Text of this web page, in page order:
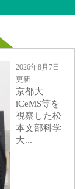
2026年8月7日
更新
京都大
iCeMS等を
視察した松
本文部科学
大...